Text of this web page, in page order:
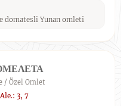
domatesli Yunan omleti
/ Özel Omlet
3, 7